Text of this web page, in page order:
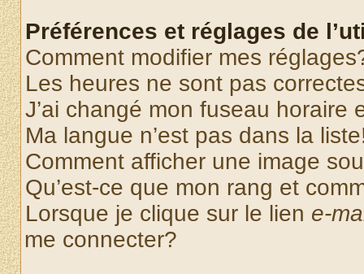
Préférences et réglages de
Comment modifier mes
Les heures ne sont pas
J’ai changé mon fuseau horaire
Ma langue n’est pas dans la
Comment afficher une image
Qu’est-ce que mon rang et
Lorsque je clique sur le lien e-
me connecter?